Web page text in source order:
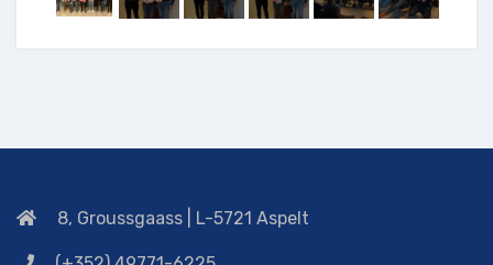
8, Groussgaass | L-5721 Aspelt